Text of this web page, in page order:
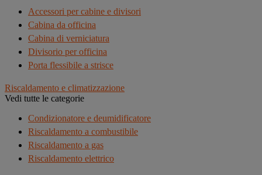
Accessori per cabine e divisori
Cabina da officina
Cabina di verniciatura
Divisorio per officina
Porta flessibile a strisce
Riscaldamento e climatizzazione
Vedi tutte le categorie
Condizionatore e deumidificatore
Riscaldamento a combustibile
Riscaldamento a gas
Riscaldamento elettrico